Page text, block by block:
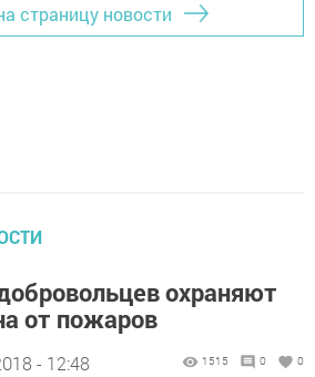
страницу новости
охраняют
от пожаров
- 12:48 1515 0 0